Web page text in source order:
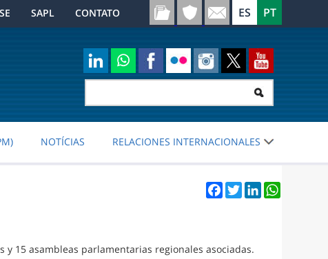
SAPL CONTATO
NOTÍCIAS RELACIONES INTERNACIONALES
Facebook
TwitterLinkedInWhatsApp
15 asambleas parlamentarias regionales asociadas.